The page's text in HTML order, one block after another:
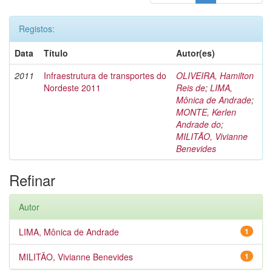
Registos:
Data
Título
Autor(es)
2011
Infraestrutura de transportes do
Nordeste 2011
OLIVEIRA, Hamilton
Reis de; LIMA,
Mônica de Andrade;
MONTE, Kerlen
Andrade do;
MILITÃO, Vivianne
Benevides
Refinar
Autor
1
LIMA, Mônica de Andrade
1
MILITÃO, Vivianne Benevides